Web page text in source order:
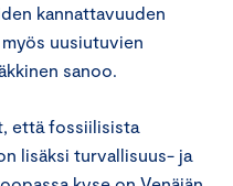
kannattavuuden
uusiutuvien
sanoo.
että fossiilisista
lisäksi turvallisuus- ja